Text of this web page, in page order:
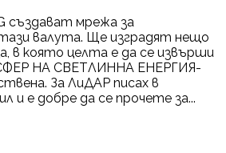
създават мрежа за
валута. Ще изградят нещо
в която целта е да се извърши
НА СВЕТЛИННА ЕНЕРГИЯ-
За ЛиДАР писах в
и е добре да се прочете за...